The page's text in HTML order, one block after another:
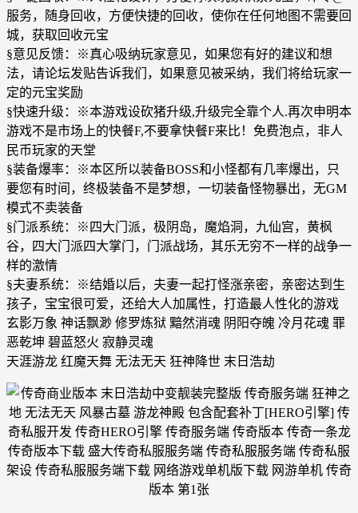
服务，随身回收，方便快捷的回收，使你在任何地图不需要回
城，获取回收元宝
§意见反馈：※真心吸纳玩家意见，如果您有好的建议和想
法，请论坛发贴告诉我们，如果意见被采纳，我们将给玩家一
定的元宝奖励
§快速升级：※本游戏设砍猪升级,升级完全靠个人.再次申明本
游戏不是市场上的快餐F,不要拿快餐F来比！免费泡点，非人
民币玩家的天堂
§装备爆率：※本区所以装备BOSS和小怪都有几率爆出，只
要您有时间，终极装备不是梦想，一切装备怪物暴出，无GM
模式不卖装备
§门派系统：※四大门派，极阴岛，魔焰洞，九仙宫，黄枫
谷，四大门派四大掌门，门派战场，其乐无穷不一样的战争一
样的激情
§夫妻系统：※结婚以后，夫妻一起打怪涨亲密，亲密达到生
孩子，宝宝很可爱，还给大人加属性，打造最人性化的游戏
玄影万象 神话飘渺 修罗炼狱 黯然消魂 阴阳夺魄 冷月花魂 罪
恶乾坤 碧蓝怒火 寂静灵魂
天涯游龙 红魔天舞 无法无天 狂神降世 末日浩劫